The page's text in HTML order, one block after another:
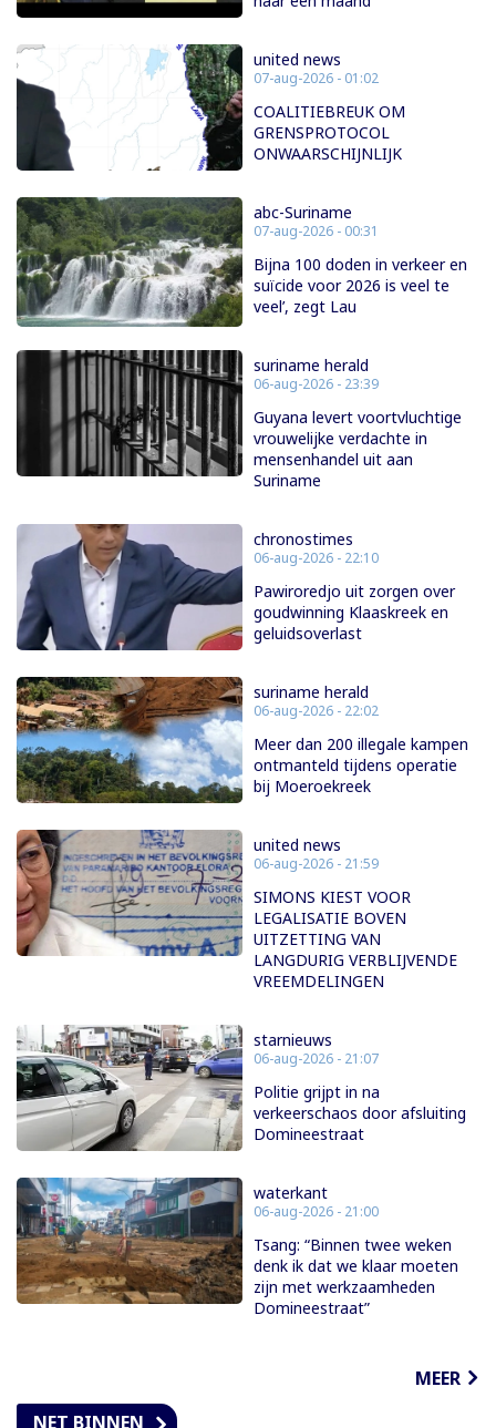
united news
07-aug-2026 - 01:02
COALITIEBREUK OM
GRENSPROTOCOL
ONWAARSCHIJNLIJK
abc-Suriname
07-aug-2026 - 00:31
Bijna 100 doden in verkeer en
suïcide voor 2026 is veel te
veel’, zegt Lau
suriname herald
06-aug-2026 - 23:39
Guyana levert voortvluchtige
vrouwelijke verdachte in
mensenhandel uit aan
Suriname
chronostimes
06-aug-2026 - 22:10
Pawiroredjo uit zorgen over
goudwinning Klaaskreek en
geluidsoverlast
suriname herald
06-aug-2026 - 22:02
Meer dan 200 illegale kampen
ontmanteld tijdens operatie
bij Moeroekreek
united news
06-aug-2026 - 21:59
SIMONS KIEST VOOR
LEGALISATIE BOVEN
UITZETTING VAN
LANGDURIG VERBLIJVENDE
VREEMDELINGEN
starnieuws
06-aug-2026 - 21:07
Politie grijpt in na
verkeerschaos door afsluiting
Domineestraat
waterkant
06-aug-2026 - 21:00
Tsang: “Binnen twee weken
denk ik dat we klaar moeten
zijn met werkzaamheden
Domineestraat”
MEER
NET BINNEN